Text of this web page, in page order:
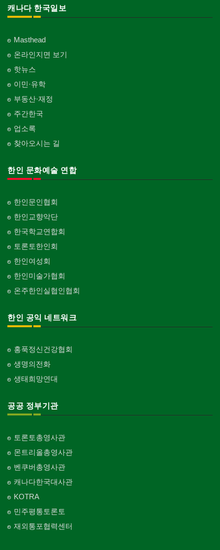
캐나다 한국일보
Masthead
온라인지면 보기
핫뉴스
이민·유학
부동산·재정
주간한국
업소록
찾아오시는 길
한인 문화예술 연합
한인문인협회
한인교향악단
한국학교연합회
토론토한인회
한인여성회
한인미술가협회
온주한인실협인협회
한인 공익 네트워크
홍푹정신건강협회
생명의전화
생태희망연대
공공 정부기관
토론토총영사관
몬트리올총영사관
벤쿠버총영사관
캐나다한국대사관
KOTRA
민주평통토론토
재외통포협력센터